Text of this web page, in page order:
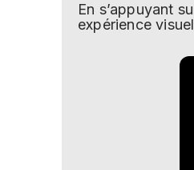
En s’appuyant
expérience